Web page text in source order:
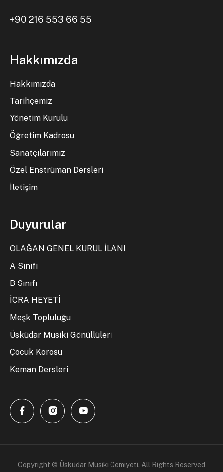
+90 216 553 66 55
Hakkımızda
Hakkımızda
Tarihçemiz
Yönetim Kurulu
Öğretim Kadrosu
Sanatçılarımız
Özel Enstrüman Dersleri
İletişim
Duyurular
OLAĞAN GENEL KURUL İLANI
A Sınıfı
B Sınıfı
İCRA HEYETİ
Meşk Topluluğu
Üsküdar Musiki Gönüllüleri
Çocuk Korosu
Keman Dersleri
Copyright © Üsküdar Musiki Cemiyeti. All Rights Reserved